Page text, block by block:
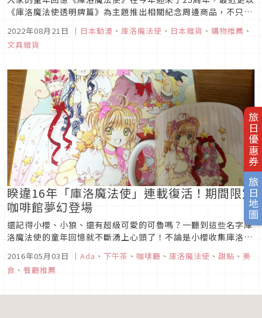
旅日優惠券
旅日地圖
《庫洛魔法使透明牌篇》為主題推出相關紀念周邊商品，不只有
小物，趕快一起來看看吧！
2022年08月21日 ｜ 日本動漫 、 庫洛魔法使 、 日本雜貨 、 購物推薦 、
文具雜貨
睽違16年「庫洛魔法使」連載復活！期間限定
咖啡館夢幻登場
還記得小櫻、小狼、還有超級可愛的可魯嗎？一聽到這些名字庫
洛魔法使的童年回憶就不斷湧上心頭了！不論是小櫻收集庫洛牌
時的緊張劇情、還是小櫻、小狼的羞澀的純愛，抑或者腐女們深
愛的桃矢雪兔CP，都讓當年的中小學生紛紛成為狂熱粉絲，在
中港台都掀起一陣旋風。當我們還在感歎青春一去不復返啊！的
2016年05月03日 ｜ Ada 、 下午茶 、 咖啡廳 、 庫洛魔法使 、 甜點 、 美
食 、 餐廳推薦